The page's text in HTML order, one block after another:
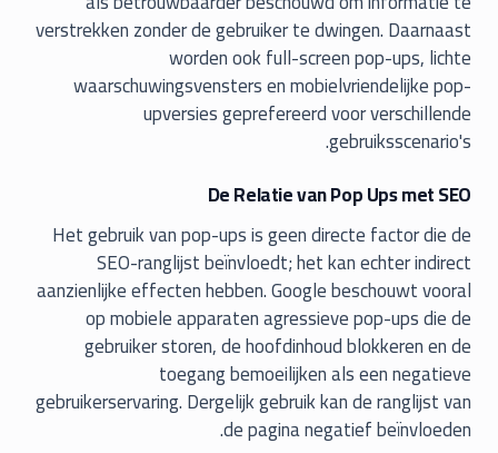
verstrekken zonder de gebruiker te dwingen. Daarnaast
worden ook full-screen pop-ups, lichte
waarschuwingsvensters en mobielvriendelijke pop-
upversies geprefereerd voor verschillende
gebruiksscenario's.
De Relatie van Pop Ups met SEO
Het gebruik van pop-ups is geen directe factor die de
SEO-ranglijst beïnvloedt; het kan echter indirect
aanzienlijke effecten hebben. Google beschouwt vooral
op mobiele apparaten agressieve pop-ups die de
gebruiker storen, de hoofdinhoud blokkeren en de
toegang bemoeilijken als een negatieve
gebruikerservaring. Dergelijk gebruik kan de ranglijst van
de pagina negatief beïnvloeden.